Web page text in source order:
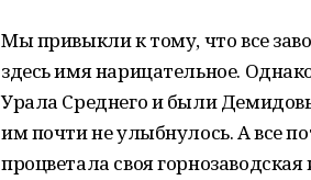
Мы привыкли к тому, что все
здесь имя нарицательное.
Урала Среднего и были
им почти не улыбнулось. А все
процветала своя